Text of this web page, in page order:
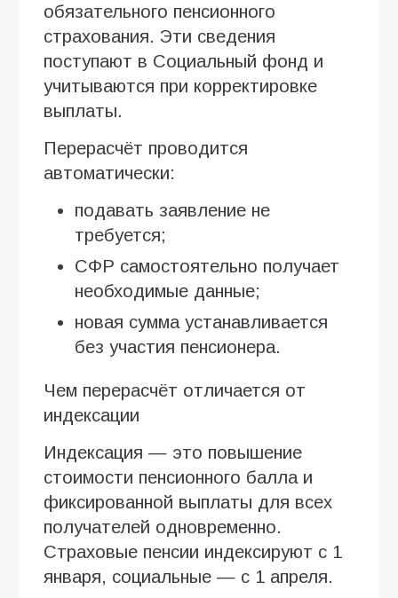
обязательного пенсионного
страхования. Эти сведения
поступают в Социальный фонд и
учитываются при корректировке
выплаты.
Перерасчёт проводится
автоматически:
подавать заявление не
требуется;
СФР самостоятельно получает
необходимые данные;
новая сумма устанавливается
без участия пенсионера.
Чем перерасчёт отличается от
индексации
Индексация — это повышение
стоимости пенсионного балла и
фиксированной выплаты для всех
получателей одновременно.
Страховые пенсии индексируют с 1
января, социальные — с 1 апреля.